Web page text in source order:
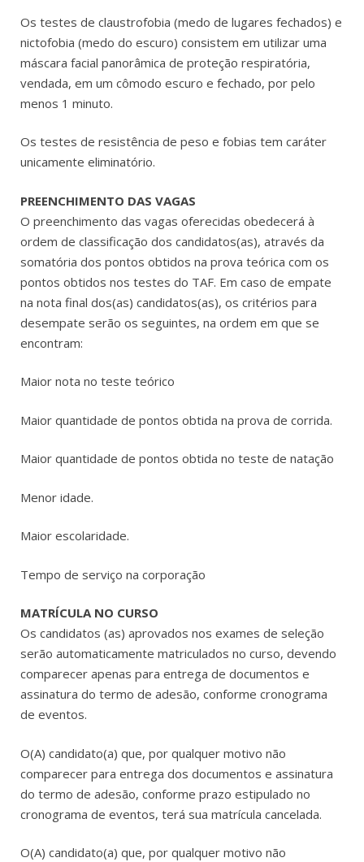
Os testes de claustrofobia (medo de lugares fechados) e
nictofobia (medo do escuro) consistem em utilizar uma
máscara facial panorâmica de proteção respiratória,
vendada, em um cômodo escuro e fechado, por pelo
menos 1 minuto.
Os testes de resistência de peso e fobias tem caráter
unicamente eliminatório.
PREENCHIMENTO DAS VAGAS
O preenchimento das vagas oferecidas obedecerá à
ordem de classificação dos candidatos(as), através da
somatória dos pontos obtidos na prova teórica com os
pontos obtidos nos testes do TAF. Em caso de empate
na nota final dos(as) candidatos(as), os critérios para
desempate serão os seguintes, na ordem em que se
encontram:
Maior nota no teste teórico
Maior quantidade de pontos obtida na prova de corrida.
Maior quantidade de pontos obtida no teste de natação
Menor idade.
Maior escolaridade.
Tempo de serviço na corporação
MATRÍCULA NO CURSO
Os candidatos (as) aprovados nos exames de seleção
serão automaticamente matriculados no curso, devendo
comparecer apenas para entrega de documentos e
assinatura do termo de adesão, conforme cronograma
de eventos.
O(A) candidato(a) que, por qualquer motivo não
comparecer para entrega dos documentos e assinatura
do termo de adesão, conforme prazo estipulado no
cronograma de eventos, terá sua matrícula cancelada.
O(A) candidato(a) que, por qualquer motivo não